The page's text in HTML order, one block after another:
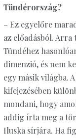
Tündérország?
– Ez egyelőre
az előadásból.
Tündéhez
dimenzió, és nem
egy másik világba.
kifejezésében
mondani, hogy
addig írta meg a
Iluska sírjára. Ha